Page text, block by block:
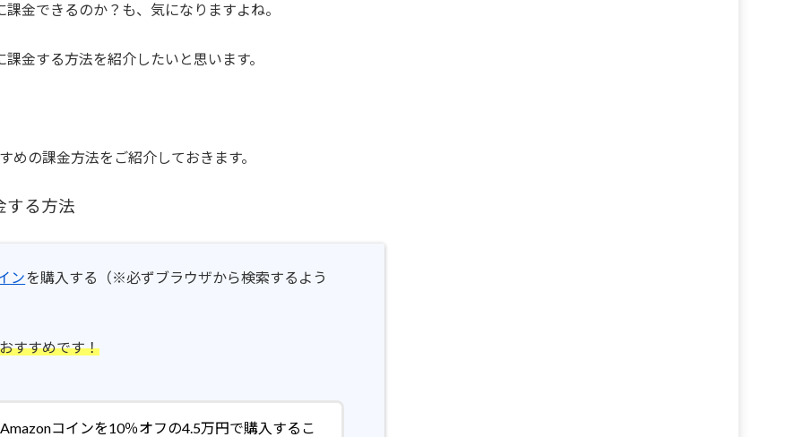
金できるのか？も、気になりますよね。
金する方法を紹介したいと思います。
の課金方法をご紹介しておきます。
する方法
ンを購入する（※必ずブラウザから検索するよう
すすめです！
コインを10％オフの4.5万円で購入するこ